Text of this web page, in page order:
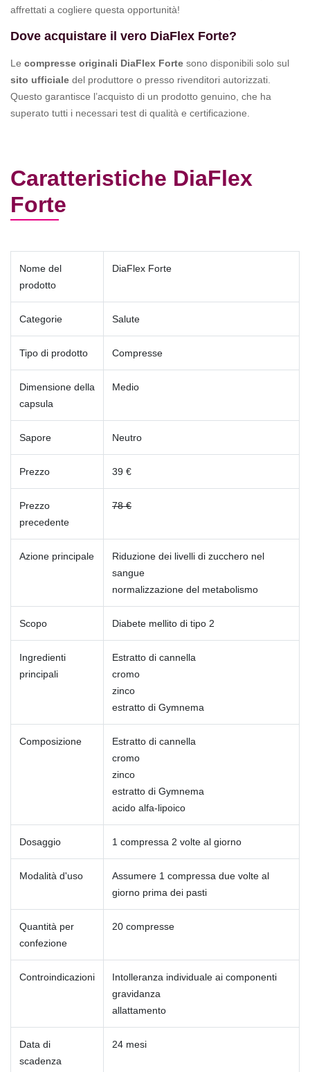
affrettati a cogliere questa opportunità!
Dove acquistare il vero DiaFlex Forte?
Le compresse originali DiaFlex Forte sono disponibili solo sul
sito ufficiale del produttore o presso rivenditori autorizzati.
Questo garantisce l’acquisto di un prodotto genuino, che ha
superato tutti i necessari test di qualità e certificazione.
Caratteristiche DiaFlex
Forte
Nome del
prodotto
DiaFlex Forte
Categorie Salute
Tipo di prodotto Compresse
Dimensione della
capsula
Medio
Sapore Neutro
Prezzo 39 €
Prezzo
precedente
78 €
Azione principale
Riduzione dei livelli di zucchero nel
sangue
normalizzazione del metabolismo
Scopo Diabete mellito di tipo 2
Ingredienti
principali
Estratto di cannella
cromo
zinco
estratto di Gymnema
Composizione
Estratto di cannella
cromo
zinco
estratto di Gymnema
acido alfa-lipoico
Dosaggio 1 compressa 2 volte al giorno
Modalità d'uso
Assumere 1 compressa due volte al
giorno prima dei pasti
Quantità per
confezione
20 compresse
Controindicazioni
Intolleranza individuale ai componenti
gravidanza
allattamento
Data di
scadenza
24 mesi